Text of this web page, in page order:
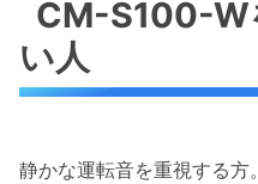
CM-S100-W
い人
静かな運転音を重視する方。